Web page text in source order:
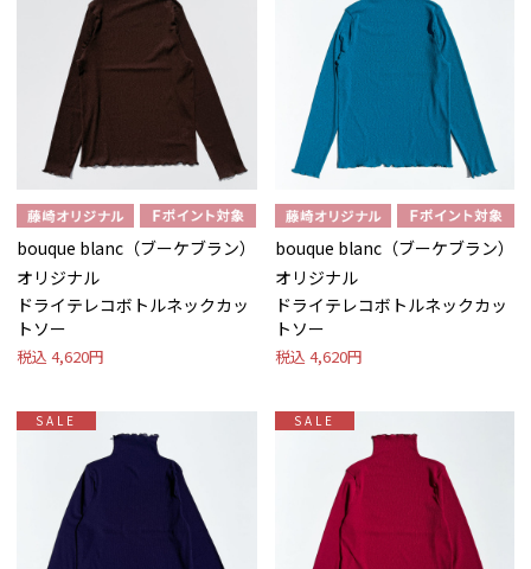
bouque blanc（ブーケブラン）
オリジナル
ドライテレコボトルネックカッ
トソー
税込 4,620円
bouque blanc（ブーケブラン）
オリジナル
ドライテレコボトルネックカッ
トソー
税込 4,620円
SALE SALE